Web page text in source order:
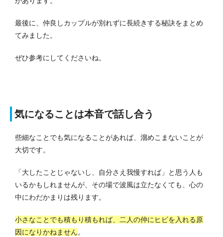
最後に、仲良しカップルが別れずに長続きする秘訣をまとめ
てみました。
ぜひ参考にしてくださいね。
気になることは本音で話し合う
些細なことでも気になることがあれば、溜めこまないことが
大切です。
「大したことじゃないし、自分さえ我慢すれば」と思う人も
いるかもしれませんが、その場で波風は立たなくても、心の
中にわだかまりは残ります。
小さなことでも積もり積もれば、二人の仲にヒビを入れる原
因になりかねません。